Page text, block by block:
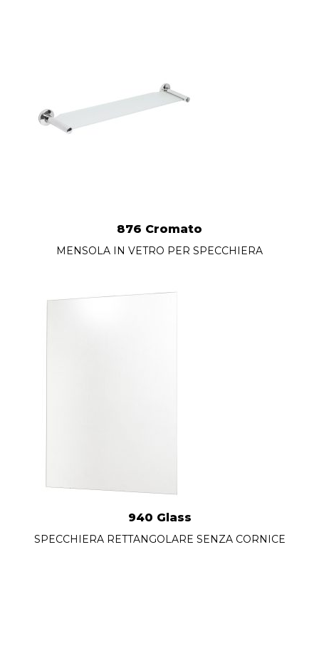
876 Cromato
MENSOLA IN VETRO PER SPECCHIERA
940 Glass
SPECCHIERA RETTANGOLARE SENZA CORNICE